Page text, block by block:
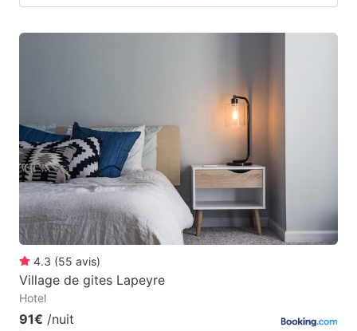
4.3 (55 avis)
Village de gites Lapeyre
Hotel
91€ /nuit